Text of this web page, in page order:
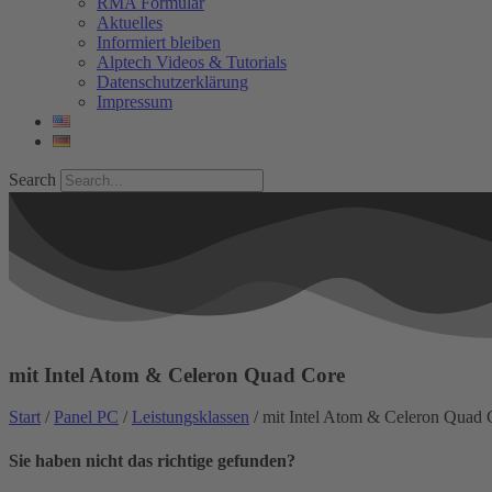
Aktuelles
Informiert bleiben
Alptech Videos & Tutorials
Datenschutzerklärung
Impressum
Search
mit Intel Atom & Celeron Quad Core
Start / Panel PC / Leistungsklassen / mit Intel Atom & Celeron Quad
Sie haben nicht das richtige gefunden?